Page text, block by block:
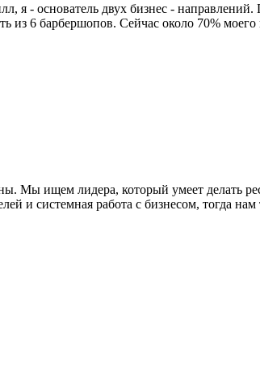
двух бизнес - направлений.
из 6 барбершопов. Сейчас около 70%
Мы ищем лидера, который умеет делать
и системная работа с бизнесом, тогда